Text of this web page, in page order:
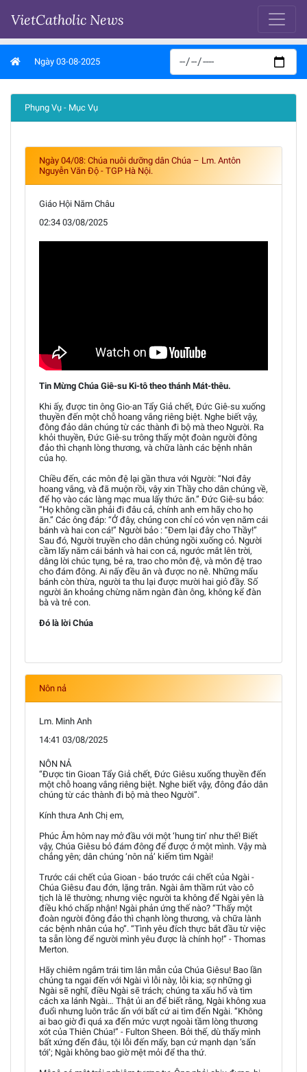
VietCatholic News
Ngày 03-08-2025
Phụng Vụ - Mục Vụ
Ngày 04/08: Chúa nuôi dưỡng dân Chúa – Lm. Antôn
Nguyễn Văn Độ - TGP Hà Nội.
Giáo Hội Năm Châu
02:34 03/08/2025
Tin Mừng Chúa Giê-su Ki-tô theo thánh Mát-thêu.
Khi ấy, được tin ông Gio-an Tẩy Giả chết, Đức Giê-su xuống
thuyền đến một chỗ hoang vắng riêng biệt. Nghe biết vậy,
đông đảo dân chúng từ các thành đi bộ mà theo Người. Ra
khỏi thuyền, Đức Giê-su trông thấy một đoàn người đông
đảo thì chạnh lòng thương, và chữa lành các bệnh nhân
của họ.
Chiều đến, các môn đệ lại gần thưa với Người: “Nơi đây
hoang vắng, và đã muộn rồi, vậy xin Thầy cho dân chúng về,
để họ vào các làng mạc mua lấy thức ăn.” Đức Giê-su bảo:
“Họ không cần phải đi đâu cả, chính anh em hãy cho họ
ăn.” Các ông đáp: “Ở đây, chúng con chỉ có vỏn vẹn năm cái
bánh và hai con cá!” Người bảo : “Đem lại đây cho Thầy!”
Sau đó, Người truyền cho dân chúng ngồi xuống cỏ. Người
cầm lấy năm cái bánh và hai con cá, ngước mắt lên trời,
dâng lời chúc tụng, bẻ ra, trao cho môn đệ, và môn đệ trao
cho đám đông. Ai nấy đều ăn và được no nê. Những mẩu
bánh còn thừa, người ta thu lại được mười hai giỏ đầy. Số
người ăn khoảng chừng năm ngàn đàn ông, không kể đàn
bà và trẻ con.
Đó là lời Chúa
Nôn nả
Lm. Minh Anh
14:41 03/08/2025
NÔN NẢ
“Được tin Gioan Tẩy Giả chết, Đức Giêsu xuống thuyền đến
một chỗ hoang vắng riêng biệt. Nghe biết vậy, đông đảo dân
chúng từ các thành đi bộ mà theo Người”.
Kính thưa Anh Chị em,
Phúc Âm hôm nay mở đầu với một ‘hung tin’ như thế! Biết
vậy, Chúa Giêsu bỏ đám đông để được ở một mình. Vậy mà
chẳng yên; dân chúng ‘nôn nả’ kiếm tìm Ngài!
Trước cái chết của Gioan - báo trước cái chết của Ngài -
Chúa Giêsu đau đớn, lặng trân. Ngài âm thầm rút vào cô
tịch là lẽ thường; nhưng việc người ta không để Ngài yên là
điều khó chấp nhận! Ngài phản ứng thế nào? “Thấy một
đoàn người đông đảo thì chạnh lòng thương, và chữa lành
các bệnh nhân của họ”. “Tình yêu đích thực bắt đầu từ việc
ta sẵn lòng để người mình yêu được là chính họ!” - Thomas
Merton.
Hãy chiêm ngắm trái tim lân mẫn của Chúa Giêsu! Bao lần
chúng ta ngại đến với Ngài vì lỗi này, lỗi kia; sợ những gì
Ngài sẽ nghĩ, điều Ngài sẽ trách; chúng ta xấu hổ và tìm
cách xa lánh Ngài… Thật ủi an để biết rằng, Ngài không xua
đuổi nhưng luôn trắc ẩn với bất cứ ai tìm đến Ngài. “Không
ai bao giờ đi quá xa đến mức vượt ngoài tầm lòng thương
xót của Thiên Chúa!” - Fulton Sheen. Bởi thế, dù thấy mình
bất xứng đến đâu, tội lỗi đến mấy, bạn cứ mạnh dạn ‘sấn
tới’; Ngài không bao giờ mệt mỏi để tha thứ.